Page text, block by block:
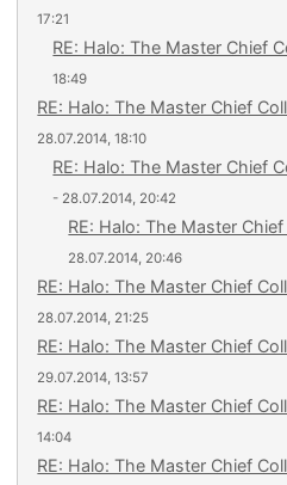
17:21
RE: Halo: The Master Chief
18:49
RE: Halo: The Master Chief
28.07.2014, 18:10
RE: Halo: The Master Chief
- 28.07.2014, 20:42
RE: Halo: The Master
28.07.2014, 20:46
RE: Halo: The Master Chief
28.07.2014, 21:25
RE: Halo: The Master Chief
29.07.2014, 13:57
RE: Halo: The Master Chief
14:04
RE: Halo: The Master Chief